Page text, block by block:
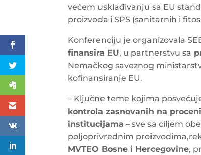
većem usklađivanju sa EU
proizvoda i SPS (sanitarnih i
Konferenciju je organizovala
finansira EU, u partnerstvu sa
Nemačkog saveznog
kofinansiranje EU.
– Ključne teme kojima
kontrola zasnovanih na
institucijama – sve sa ciljem
poljoprivrednim
MVTEO Bosne i Hercegovine,